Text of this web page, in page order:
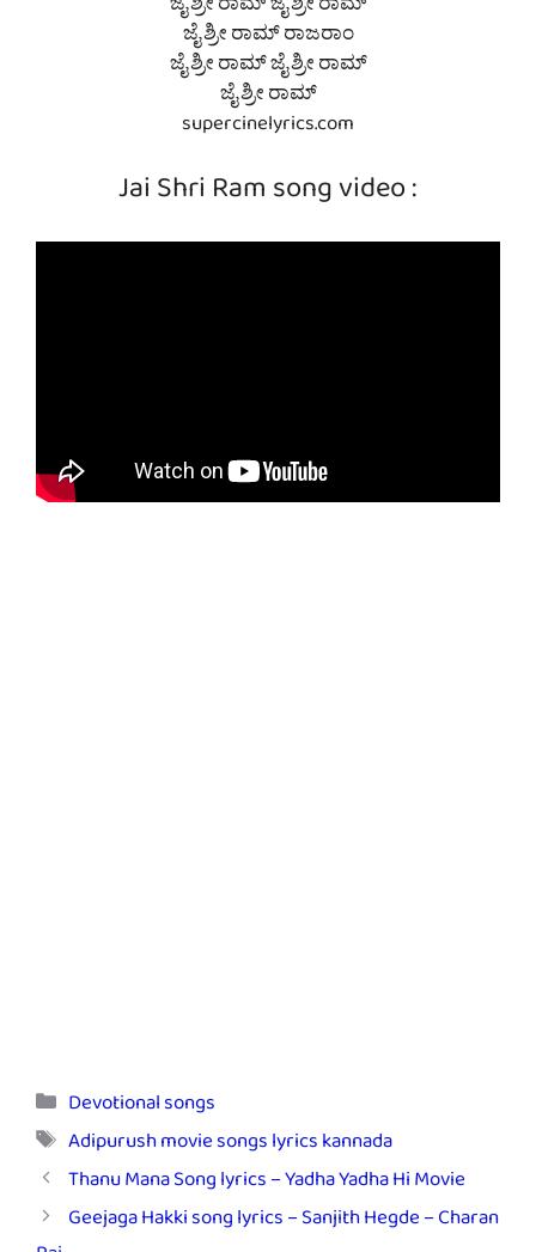
ಜೈ ಶ್ರೀ ರಾಮ್ ಜೈ ಶ್ರೀ ರಾಮ್
ಜೈ ಶ್ರೀ ರಾಮ್ ರಾಜರಾಂ
ಜೈ ಶ್ರೀ ರಾಮ್ ಜೈ ಶ್ರೀ ರಾಮ್
ಜೈ ಶ್ರೀ ರಾಮ್
supercinelyrics.com
Jai Shri Ram song video :
Categories
Devotional songs
Tags
Adipurush movie songs lyrics kannada
Thanu Mana Song lyrics – Yadha Yadha Hi Movie
Geejaga Hakki song lyrics – Sanjith Hegde – Charan